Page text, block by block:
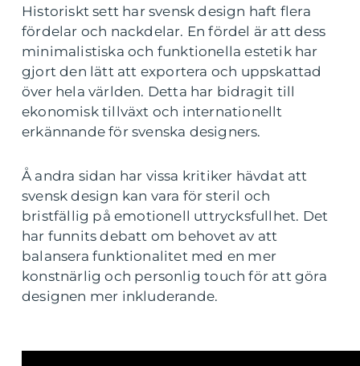
Historiskt sett har svensk design haft flera
fördelar och nackdelar. En fördel är att dess
minimalistiska och funktionella estetik har
gjort den lätt att exportera och uppskattad
över hela världen. Detta har bidragit till
ekonomisk tillväxt och internationellt
erkännande för svenska designers.
Å andra sidan har vissa kritiker hävdat att
svensk design kan vara för steril och
bristfällig på emotionell uttrycksfullhet. Det
har funnits debatt om behovet av att
balansera funktionalitet med en mer
konstnärlig och personlig touch för att göra
designen mer inkluderande.